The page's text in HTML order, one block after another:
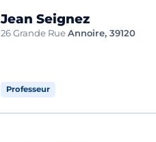
Jean Seignez
26 Grande RueAnnoire, 39120
Professeur